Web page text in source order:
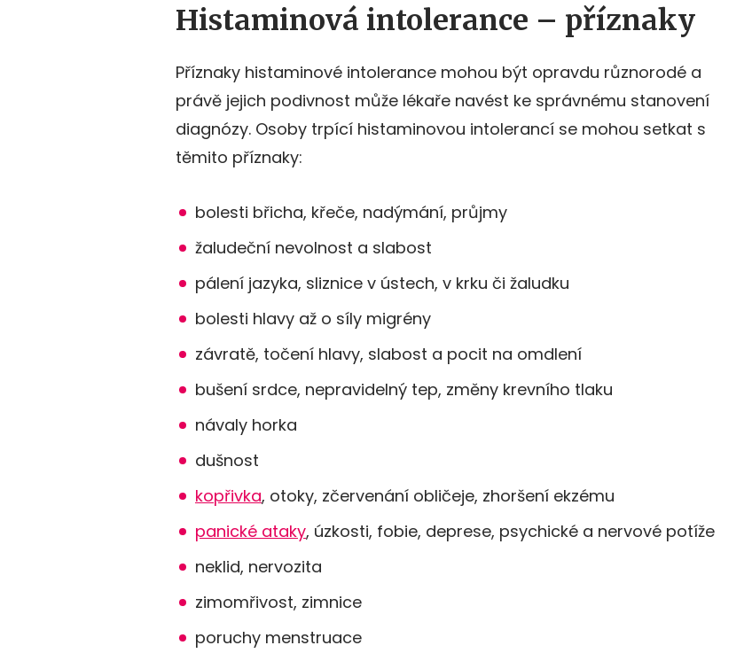
Histaminová intolerance – příznaky
Příznaky histaminové intolerance mohou být opravdu různorodé a
právě jejich podivnost může lékaře navést ke správnému stanovení
diagnózy. Osoby trpící histaminovou intolerancí se mohou setkat s
těmito příznaky:
bolesti břicha, křeče, nadýmání, průjmy
žaludeční nevolnost a slabost
pálení jazyka, sliznice v ústech, v krku či žaludku
bolesti hlavy až o síly migrény
závratě, točení hlavy, slabost a pocit na omdlení
bušení srdce, nepravidelný tep, změny krevního tlaku
návaly horka
dušnost
kopřivka, otoky, zčervenání obličeje, zhoršení ekzému
panické ataky, úzkosti, fobie, deprese, psychické a nervové potíže
neklid, nervozita
zimomřivost, zimnice
poruchy menstruace